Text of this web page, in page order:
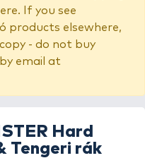
If you see
products elsewhere,
- do not buy
email at
Hard
Tengeri rák